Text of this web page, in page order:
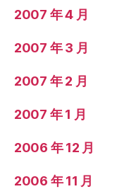
2007 年 4 月
2007 年 3 月
2007 年 2 月
2007 年 1 月
2006 年 12 月
2006 年 11 月